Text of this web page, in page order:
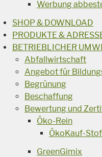
Werbung
SHOP & DOWNLOAD
PRODUKTE &
BETRIEBLICHER
Abfallwirtschaft
Angebot für
Begrünung
Beschaffung
Bewertung und
Öko-Rein
ÖkoKauf-
GreenGimix